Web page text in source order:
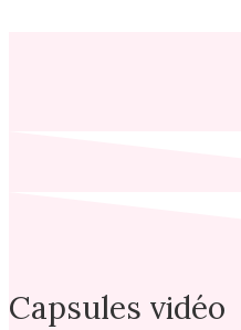
Capsules vidéo